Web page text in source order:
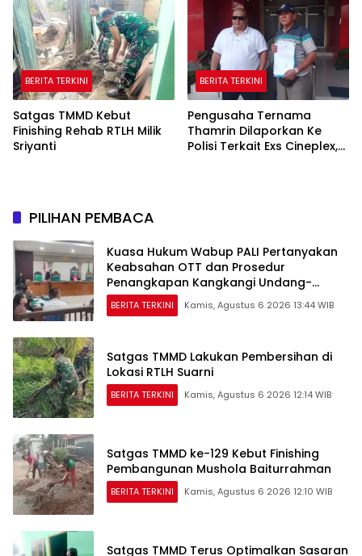
BERITA TERKINI
Satgas TMMD Kebut
Finishing Rehab RTLH Milik
Sriyanti
BERITA TERKINI
Pengusaha Ternama
Thamrin Dilaporkan Ke
Polisi Terkait Exs Cineplex,
PILIHAN PEMBACA
Kuasa Hukum Wabup PALI Pertanyakan
Keabsahan OTT dan Prosedur
Penangkapan Kangkangi Undang-
Undang
BERITA TERKINI Kamis, Agustus 6 2026 13:44 WIB
Satgas TMMD Lakukan Pembersihan di
Lokasi RTLH Suarni
BERITA TERKINI Kamis, Agustus 6 2026 12:14 WIB
Satgas TMMD ke-129 Kebut Finishing
Pembangunan Mushola Baiturrahman
BERITA TERKINI Kamis, Agustus 6 2026 12:10 WIB
Satgas TMMD Terus Optimalkan Sasaran